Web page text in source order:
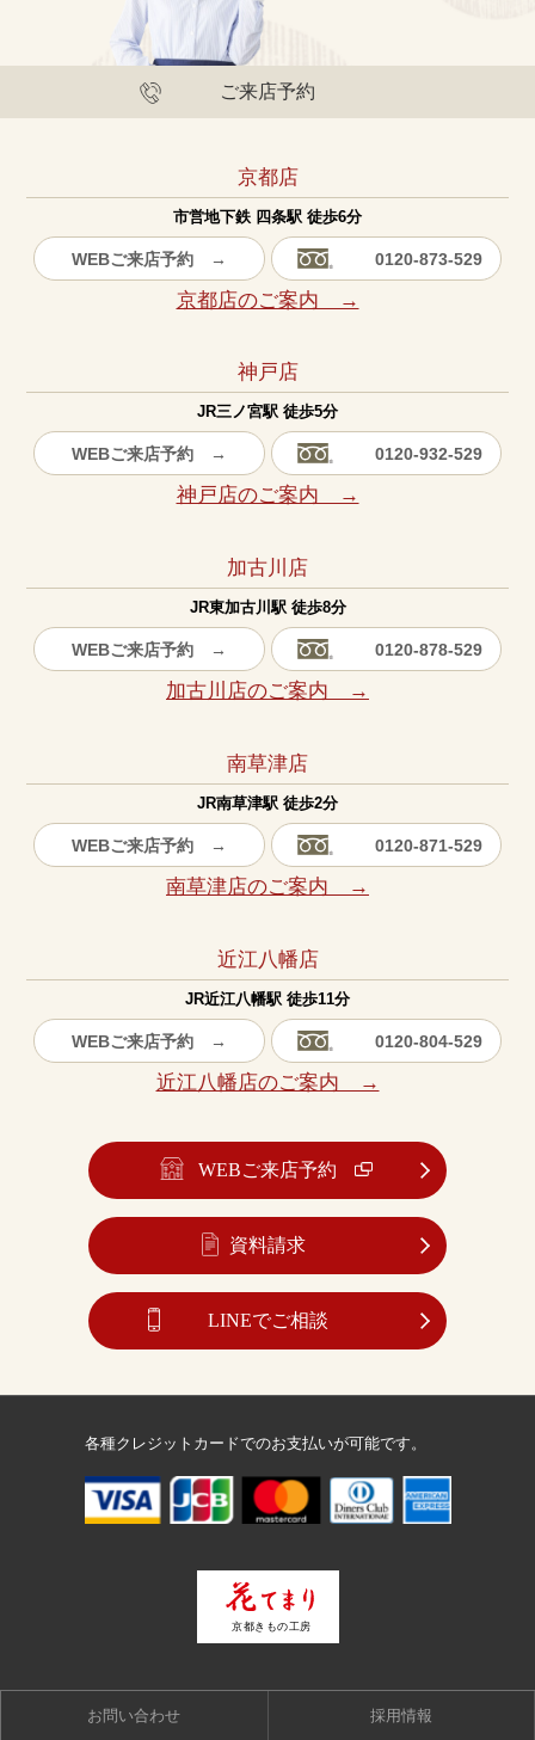
ご来店予約
京都店
市営地下鉄 四条駅 徒歩6分
WEBご来店予約 → 0120-873-529
京都店のご案内 →
神戸店
JR三ノ宮駅 徒歩5分
WEBご来店予約 → 0120-932-529
神戸店のご案内 →
加古川店
JR東加古川駅 徒歩8分
WEBご来店予約 → 0120-878-529
加古川店のご案内 →
南草津店
JR南草津駅 徒歩2分
WEBご来店予約 → 0120-871-529
南草津店のご案内 →
近江八幡店
JR近江八幡駅 徒歩11分
WEBご来店予約 → 0120-804-529
近江八幡店のご案内 →
WEBご来店予約
資料請求
LINEでご相談
お問い合わせ 採用情報
各種クレジットカードでのお支払いが可能です。